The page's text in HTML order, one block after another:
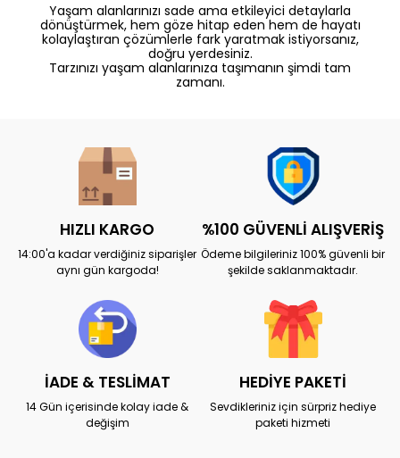
Yaşam alanlarınızı sade ama etkileyici detaylarla
dönüştürmek, hem göze hitap eden hem de hayatı
kolaylaştıran çözümlerle fark yaratmak istiyorsanız,
doğru yerdesiniz.
Tarzınızı yaşam alanlarınıza taşımanın şimdi tam
zamanı.
HIZLI KARGO
14:00'a kadar verdiğiniz siparişler
aynı gün kargoda!
%100 GÜVENLİ ALIŞVERİŞ
Ödeme bilgileriniz 100% güvenli bir
şekilde saklanmaktadır.
İADE & TESLİMAT
14 Gün içerisinde kolay iade &
değişim
HEDİYE PAKETİ
Sevdikleriniz için sürpriz hediye
paketi hizmeti